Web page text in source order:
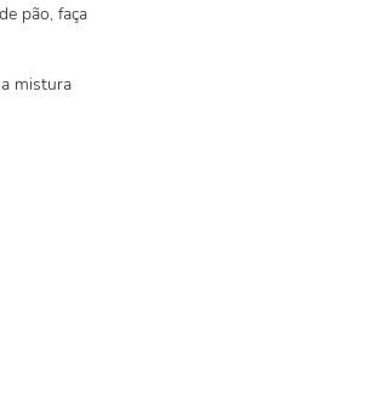
pão, faça
mistura